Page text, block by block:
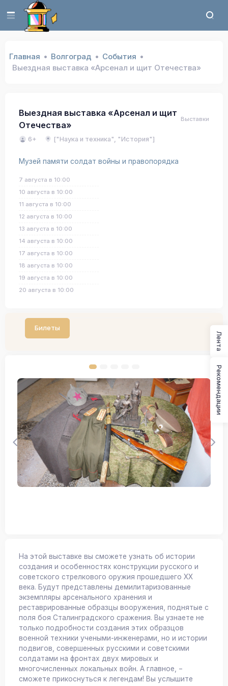
Главная Волгоград
События
Выездная выставка «Арсенал и щит Отечества»
Выездная выставка «Арсенал и щит
Отечества»
Выставки
6+ ["Наука и техника", "История"]
Музей памяти солдат войны и правопорядка
7 августа в 10:00
10 августа в 10:00
11 августа в 10:00
12 августа в 10:00
13 августа в 10:00
14 августа в 10:00
17 августа в 10:00
18 августа в 10:00
19 августа в 10:00
20 августа в 10:00
Билеты
На этой выставке вы сможете узнать об истории
создания и особенностях конструкции русского и
советского стрелкового оружия прошедшего XX
века. Будут представлены демилитаризованные
экземпляры арсенального хранения и
реставрированные образцы вооружения, поднятые с
поля боя Сталинградского сражения. Вы узнаете не
только подробности создания этих образцов
военной техники учеными-инженерами, но и истории
подвигов, совершенных русскими и советскими
солдатами на фронтах двух мировых и
многочисленных локальных войн. А главное, −
сможете прикоснуться к легендам! Вы услышите
Лента
Рекомендации